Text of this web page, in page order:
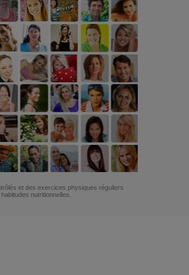
et des exercices physiques réguliers
nutritionnelles.